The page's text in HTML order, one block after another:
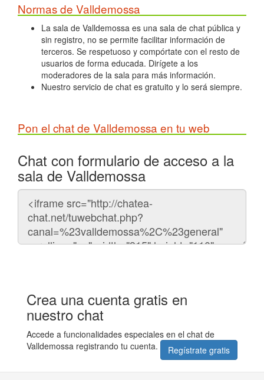
Normas de Valldemossa
La sala de Valldemossa es una sala de chat pública y
sin registro, no se permite facilitar información de
terceros. Se respetuoso y compórtate con el resto de
usuarios de forma educada. Dirígete a los
moderadores de la sala para más información.
Nuestro servicio de chat es gratuito y lo será siempre.
Pon el chat de Valldemossa en tu web
Chat con formulario de acceso a la
sala de Valldemossa
Código
del
chat
Crea una cuenta gratis en
nuestro chat
Accede a funcionalidades especiales en el chat de
Valldemossa registrando tu cuenta.
Regístrate gratis